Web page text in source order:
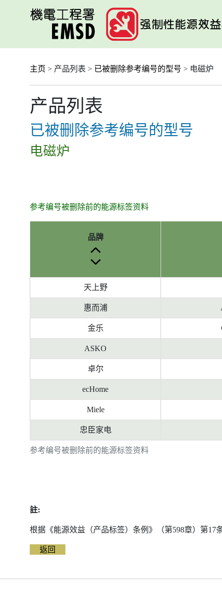
主页 > 产品列表 > 已被删除参考编号的型号 > 电磁炉
产品列表
已被删除参考编号的型号
电磁炉
参考编号被删除前的能源标签资料
参考编号被删除前的能源标签资料
品牌
天上野
惠而浦
金乐
ASKO
卓尔
ecHome
Miele
忠臣家电
註:
根据《能源效益（产品标签）条例》（第598章）第
返回